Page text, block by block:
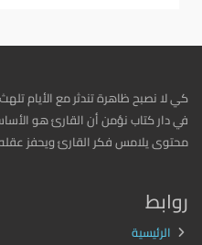
كي لا نصبح ظاهرة تندثر مع الأيام
في دار كتاب نؤمن أن القارئ هو
محتوى يلامس فكر القارئ ويحفز
روابط
الرئيسية